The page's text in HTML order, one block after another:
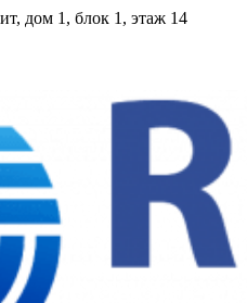
дом 1, блок 1, этаж 14